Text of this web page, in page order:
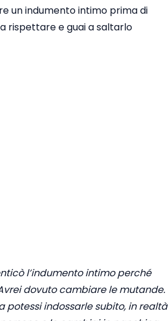
un indumento intimo prima di
rispettare e guai a saltarlo
l’indumento intimo perché
dovuto cambiare le mutande.
potessi indossarle subito, in realtà